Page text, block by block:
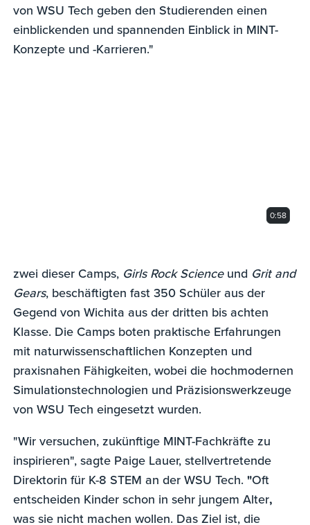
von WSU Tech geben den Studierenden einen
einblickenden und spannenden Einblick in MINT-
Konzepte und -Karrieren."
0:58
zwei dieser Camps, Girls Rock Scienceund Grit and
Gears, beschäftigten fast 350 Schüler aus der
Gegend von Wichita aus der dritten bis achten
Klasse. Die Camps boten praktische Erfahrungen
mit naturwissenschaftlichen Konzepten und
praxisnahen Fähigkeiten, wobei die hochmodernen
Simulationstechnologien und Präzisionswerkzeuge
von WSU Tech eingesetzt wurden.
"Wir versuchen, zukünftige MINT-Fachkräfte zu
inspirieren", sagte Paige Lauer, stellvertretende
Direktorin für K-8 STEM an der WSU Tech. "Oft
entscheiden Kinder schon in sehr jungem Alter,
was sie nicht machen wollen. Das Ziel ist, die